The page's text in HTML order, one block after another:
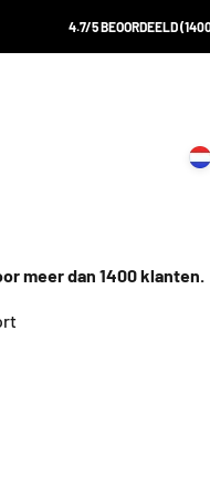
BEOORDEELD (1400+ REVIEWS)
meer dan 1400 klanten.